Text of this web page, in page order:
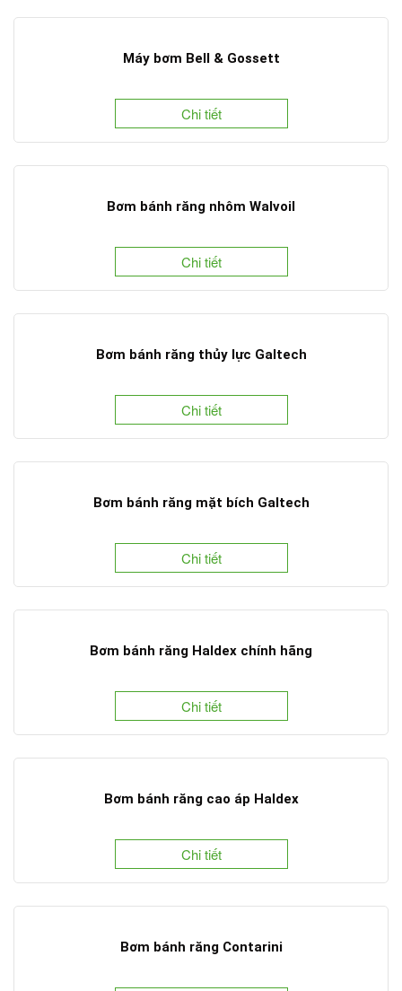
Máy bơm Bell & Gossett
Chi tiết
Bơm bánh răng nhôm Walvoil
Chi tiết
Bơm bánh răng thủy lực Galtech
Chi tiết
Bơm bánh răng mặt bích Galtech
Chi tiết
Bơm bánh răng Haldex chính hãng
Chi tiết
Bơm bánh răng cao áp Haldex
Chi tiết
Bơm bánh răng Contarini